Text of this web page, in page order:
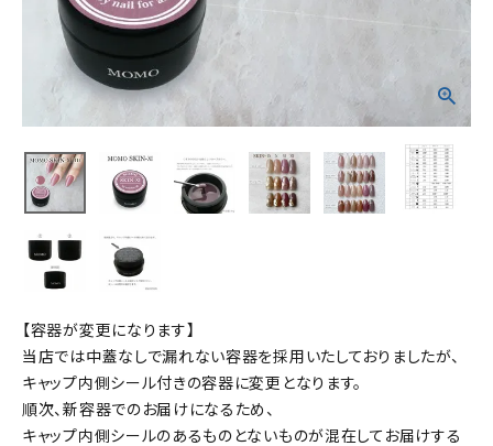
【容器が変更になります】
当店では中蓋なしで漏れない容器を採用いたしておりましたが、
キャップ内側シール付きの容器に変更となります。
順次、新容器でのお届けになるため、
キャップ内側シールのあるものとないものが混在してお届けする